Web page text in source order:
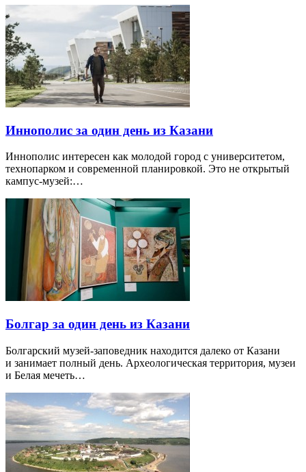
Иннополис за один день из Казани
Иннополис интересен как молодой город с университетом,
технопарком и современной планировкой. Это не открытый
кампус-музей:…
Болгар за один день из Казани
Болгарский музей-заповедник находится далеко от Казани
и занимает полный день. Археологическая территория, музеи
и Белая мечеть…